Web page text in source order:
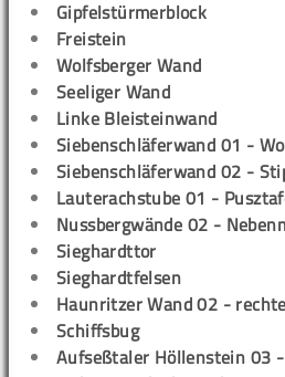
Gipfelstürmerblock
Freistein
Wolfsberger Wand
Seeliger Wand
Linke Bleisteinwand
Siebenschläferwand 01 -
Siebenschläferwand 02 -
Lauterachstube 01 -
Nussbergwände 02 -
Sieghardttor
Sieghardtfelsen
Haunritzer Wand 02 -
Schiffsbug
Aufseßtaler Höllenstein 03